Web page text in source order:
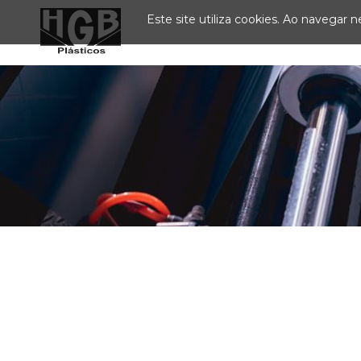
Este site utiliza cookies. Ao navegar